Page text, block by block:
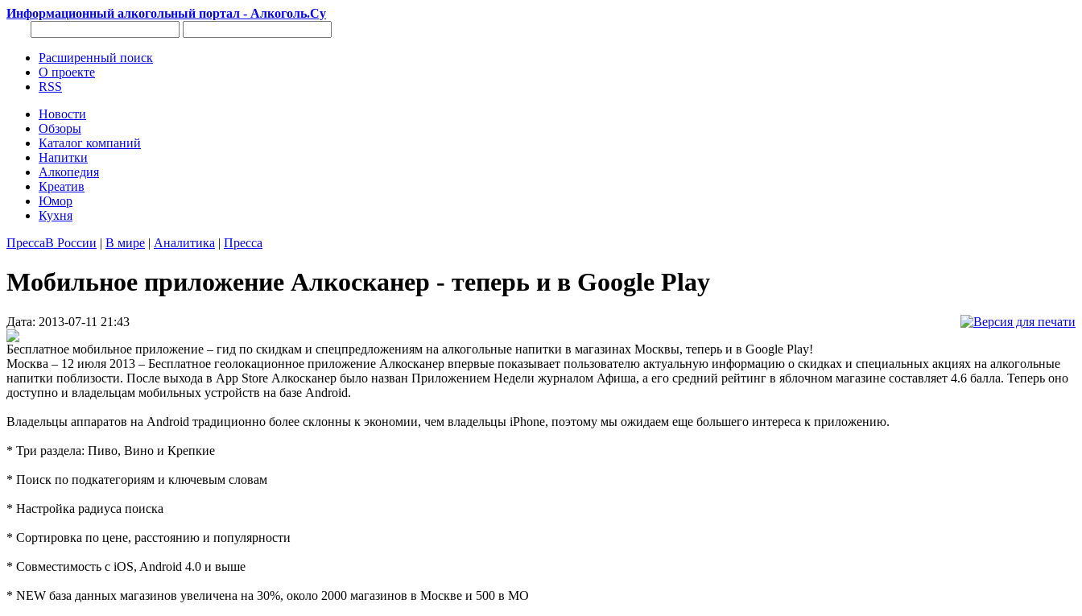
Информационный алкогольный портал - Алкоголь.Су
Расширенный поиск
О проекте
RSS
Новости
Обзоры
Каталог компаний
Напитки
Алкопедия
Креатив
Юмор
Кухня
ПрессаВ России | В мире | Аналитика | Пресса
Мобильное приложение Алкосканер - теперь и в Google Play
Дата: 2013-07-11 21:43
Бесплатное мобильное приложение – гид по скидкам и спецпредложениям на алкогольные напитки в магазинах Москвы, теперь и в Google Play!
Москва ‒ 12 июля 2013 ‒ Бесплатное геолокационное приложение Алкосканер впервые показывает пользователю актуальную информацию о скидках и специальных акциях на алкогольные
напитки поблизости. После выхода в App Store Алкосканер было назван Приложением Недели журналом Афиша, а его средний рейтинг в яблочном магазине составляет 4.6 балла. Теперь оно
доступно и владельцам мобильных устройств на базе Android.
Владельцы аппаратов на Android традиционно более склонны к экономии, чем владельцы iPhone, поэтому мы ожидаем еще большего интереса к приложению.
* Три раздела: Пиво, Вино и Крепкие
* Поиск по подкатегориям и ключевым словам
* Настройка радиуса поиска
* Сортировка по цене, расстоянию и популярности
* Совместимость с iOS, Android 4.0 и выше
* NEW база данных магазинов увеличена на 30%, около 2000 магазинов в Москве и 500 в МО